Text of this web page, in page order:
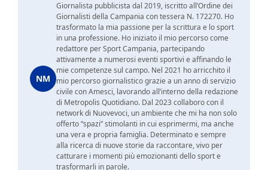
NM
Giornalista pubblicista dal 2019, iscritto all’Ordine dei
Giornalisti della Campania con tessera N. 172270. Ho
trasformato la mia passione per la scrittura e lo sport
in una professione. Ho iniziato il mio percorso come
redattore per Sport Campania, partecipando
attivamente a numerosi eventi sportivi e affinando le
mie competenze sul campo. Nel 2021 ho arricchito il
mio percorso giornalistico grazie a un anno di servizio
civile con Amesci, lavorando all’interno della redazione
di Metropolis Quotidiano. Dal 2023 collaboro con il
network di Nuovevoci, un ambiente che mi ha non solo
offerto “spazi” stimolanti in cui esprimermi, ma anche
una vera e propria famiglia. Determinato e sempre
alla ricerca di nuove storie da raccontare, vivo per
catturare i momenti più emozionanti dello sport e
trasformarli in parole.